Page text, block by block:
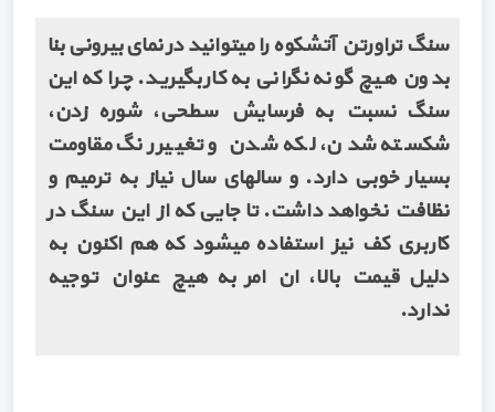
سنگ تراورتن آتشکوه را میتوانید در نمای بیرونی بنا
بدون هیچ گونه نگرانی به کار بگیرید. چرا که این
سنگ نسبت به فرسایش سطحی، شوره زدن،
شکسته شدن، لکه شدن و تغییر رنگ مقاومت
بسیار خوبی دارد. و سالهای سال نیاز به ترمیم و
نظافت نخواهد داشت. تا جایی که از این سنگ در
کاربری کف نیز استفاده میشود که هم اکنون به
دلیل قیمت بالا، ان امر به هیچ عنوان توجیه
ندارد.